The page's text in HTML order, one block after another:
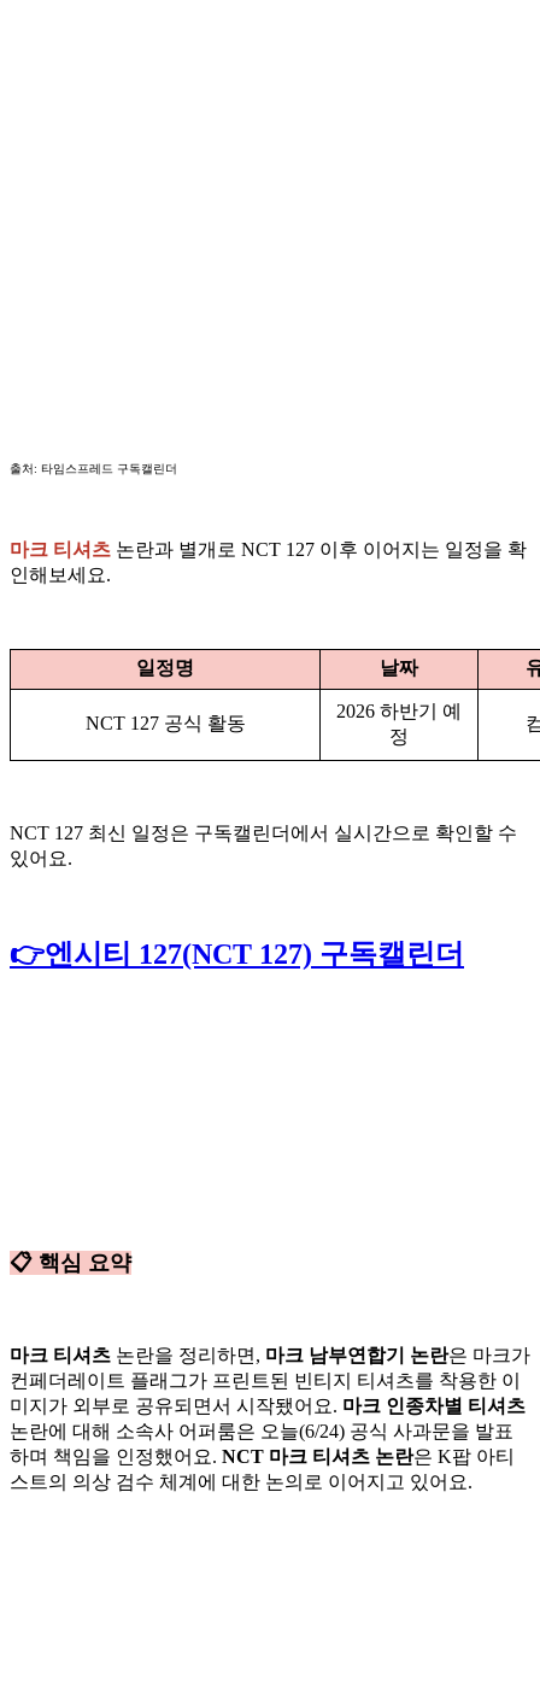
출처: 타임스프레드 구독캘린더
마크 티셔츠 논란과 별개로 NCT 127 이후 이어지는 일정을 확
인해보세요.
일정명 날짜
NCT 127 공식 활동
2026 하반기 예
정
NCT 127 최신 일정은 구독캘린더에서 실시간으로 확인할 수
있어요.
👉엔시티 127(NCT 127) 구독캘린더
📋 핵심 요약
마크 티셔츠 논란을 정리하면, 마크 남부연합기 논란은 마크가
컨페더레이트 플래그가 프린트된 빈티지 티셔츠를 착용한 이
미지가 외부로 공유되면서 시작됐어요. 마크 인종차별 티셔츠
논란에 대해 소속사 어퍼룸은 오늘(6/24) 공식 사과문을 발표
하며 책임을 인정했어요. NCT 마크 티셔츠 논란은 K팝 아티
스트의 의상 검수 체계에 대한 논의로 이어지고 있어요.